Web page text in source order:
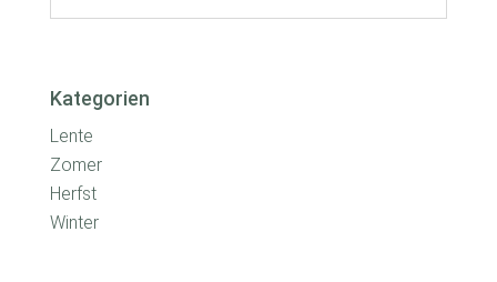
Kategorien
Lente
Zomer
Herfst
Winter